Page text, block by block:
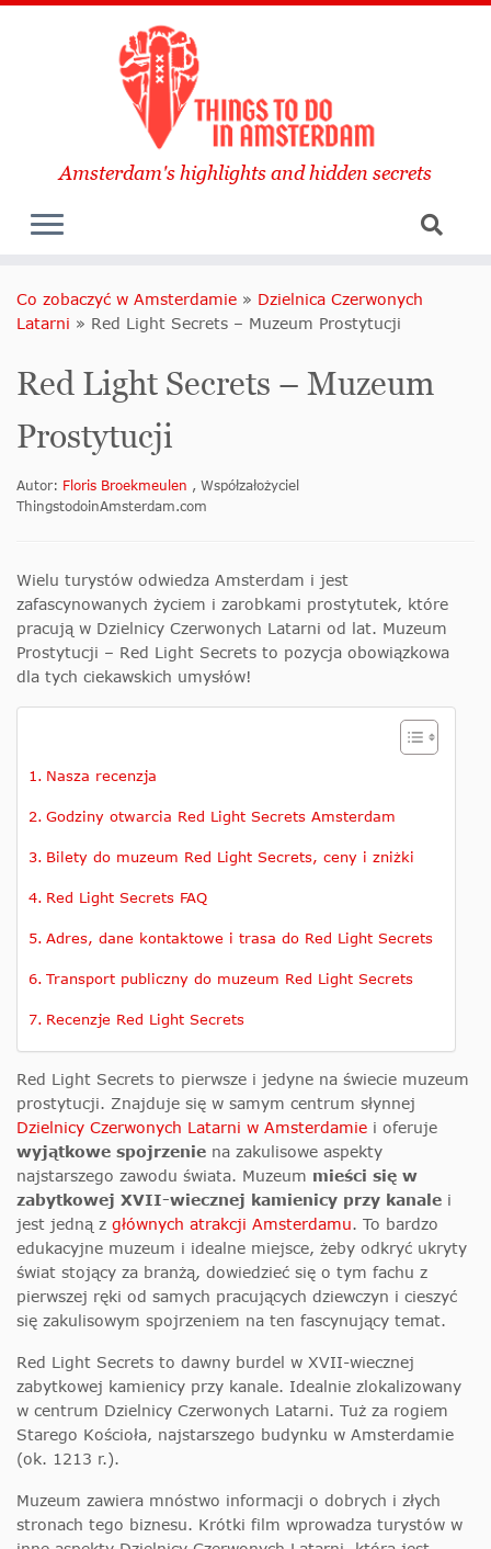
Amsterdam's highlights and hidden secrets
Co zobaczyć w Amsterdamie » Dzielnica Czerwonych
Latarni » Red Light Secrets – Muzeum Prostytucji
Red Light Secrets – Muzeum
Prostytucji
Autor: Floris Broekmeulen , Współzałożyciel
ThingstodoinAmsterdam.com
Wielu turystów odwiedza Amsterdam i jest
zafascynowanych życiem i zarobkami prostytutek, które
pracują w Dzielnicy Czerwonych Latarni od lat. Muzeum
Prostytucji – Red Light Secrets to pozycja obowiązkowa
dla tych ciekawskich umysłów!
Nasza recenzja
Godziny otwarcia Red Light Secrets Amsterdam
Bilety do muzeum Red Light Secrets, ceny i zniżki
Red Light Secrets FAQ
Adres, dane kontaktowe i trasa do Red Light Secrets
Transport publiczny do muzeum Red Light Secrets
Recenzje Red Light Secrets
Red Light Secrets to pierwsze i jedyne na świecie muzeum
prostytucji. Znajduje się w samym centrum słynnej
Dzielnicy Czerwonych Latarni w Amsterdamie i oferuje
wyjątkowe spojrzenie na zakulisowe aspekty
najstarszego zawodu świata. Muzeum mieści się w
zabytkowej XVII-wiecznej kamienicy przy kanale i
jest jedną z głównych atrakcji Amsterdamu. To bardzo
edukacyjne muzeum i idealne miejsce, żeby odkryć ukryty
świat stojący za branżą, dowiedzieć się o tym fachu z
pierwszej ręki od samych pracujących dziewczyn i cieszyć
się zakulisowym spojrzeniem na ten fascynujący temat.
Red Light Secrets to dawny burdel w XVII-wiecznej
zabytkowej kamienicy przy kanale. Idealnie zlokalizowany
w centrum Dzielnicy Czerwonych Latarni. Tuż za rogiem
Starego Kościoła, najstarszego budynku w Amsterdamie
(ok. 1213 r.).
Muzeum zawiera mnóstwo informacji o dobrych i złych
stronach tego biznesu. Krótki film wprowadza turystów w